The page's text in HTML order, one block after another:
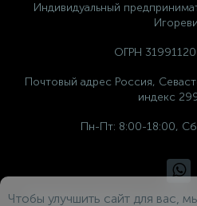
Индивидуальный
ОГРН
Почтовый адрес Россия,
индекс
Пн-Пт: 8:00-18:00,
Политика компании в
Чтобы улучшить сайт для вас,